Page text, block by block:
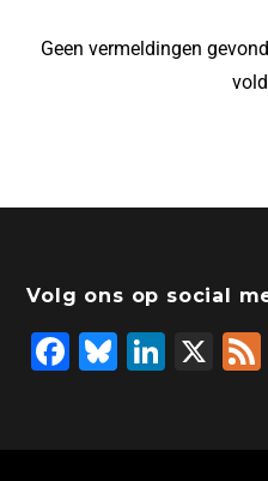
Geen vermeldingen
Volg ons op social
F
Bl
Li
X